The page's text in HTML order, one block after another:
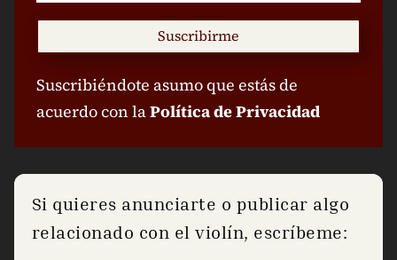
Suscribirme
Suscribiéndote asumo que estás de
acuerdo con laPolítica de Privacidad
Si quieres anunciarte o publicar algo
relacionado con el violín, escríbeme: